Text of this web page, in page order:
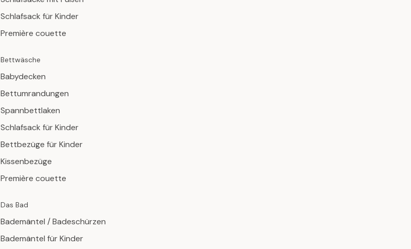
Schlafsack für Kinder
Première couette
Bettwäsche
Babydecken
Bettumrandungen
Spannbettlaken
Schlafsack für Kinder
Bettbezüge für Kinder
Kissenbezüge
Première couette
Das Bad
Bademäntel / Badeschürzen
Bademäntel für Kinder